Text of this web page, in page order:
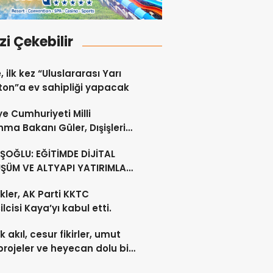
Çekebilir
ilk kez “Uluslararası Yarı
ev sahipliği yapacak
Cumhuriyeti Milli
Bakanı Güler, Dışişleri
EĞİTİMDE DİJİTAL
VE ALTYAPI YATIRIMLARI
AK Parti KKTC
Kaya’yı kabul etti.
akıl, cesur fikirler, umut
ve heyecan dolu bir